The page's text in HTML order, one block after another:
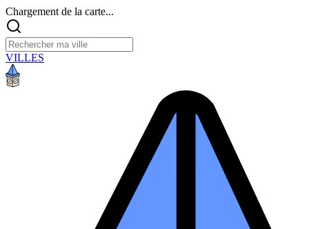
Chargement de la carte...
VILLES